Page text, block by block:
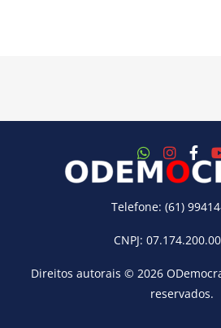
Telefone: (61)
CNPJ:
Direitos autorais © 2026
reservados.